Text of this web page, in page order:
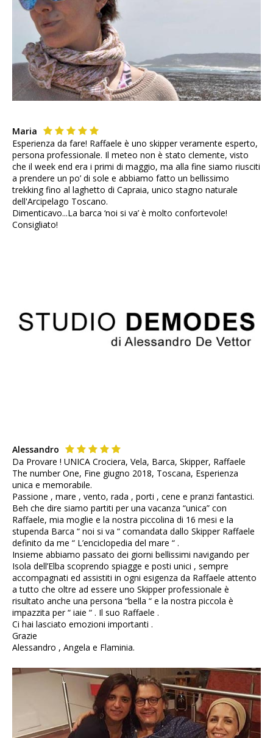
Maria
Esperienza da fare! Raffaele è uno skipper veramente esperto,
persona professionale. Il meteo non è stato clemente, visto
che il week end era i primi di maggio, ma alla fine siamo riusciti
a prendere un po’ di sole e abbiamo fatto un bellissimo
trekking fino al laghetto di Capraia, unico stagno naturale
dell'Arcipelago Toscano.
Dimenticavo...La barca ‘noi si va’ è molto confortevole!
Consigliato!
Alessandro
Da Provare ! UNICA Crociera, Vela, Barca, Skipper, Raffaele
The number One, Fine giugno 2018, Toscana, Esperienza
unica e memorabile.
Passione , mare , vento, rada , porti , cene e pranzi fantastici.
Beh che dire siamo partiti per una vacanza “unica” con
Raffaele, mia moglie e la nostra piccolina di 16 mesi e la
stupenda Barca “ noi si va “ comandata dallo Skipper Raffaele
definito da me “ L’enciclopedia del mare “ .
Insieme abbiamo passato dei giorni bellissimi navigando per
Isola dell’Elba scoprendo spiagge e posti unici , sempre
accompagnati ed assistiti in ogni esigenza da Raffaele attento
a tutto che oltre ad essere uno Skipper professionale è
risultato anche una persona “bella “ e la nostra piccola è
impazzita per “ iaie “ . Il suo Raffaele .
Ci hai lasciato emozioni importanti .
Grazie
Alessandro , Angela e Flaminia.